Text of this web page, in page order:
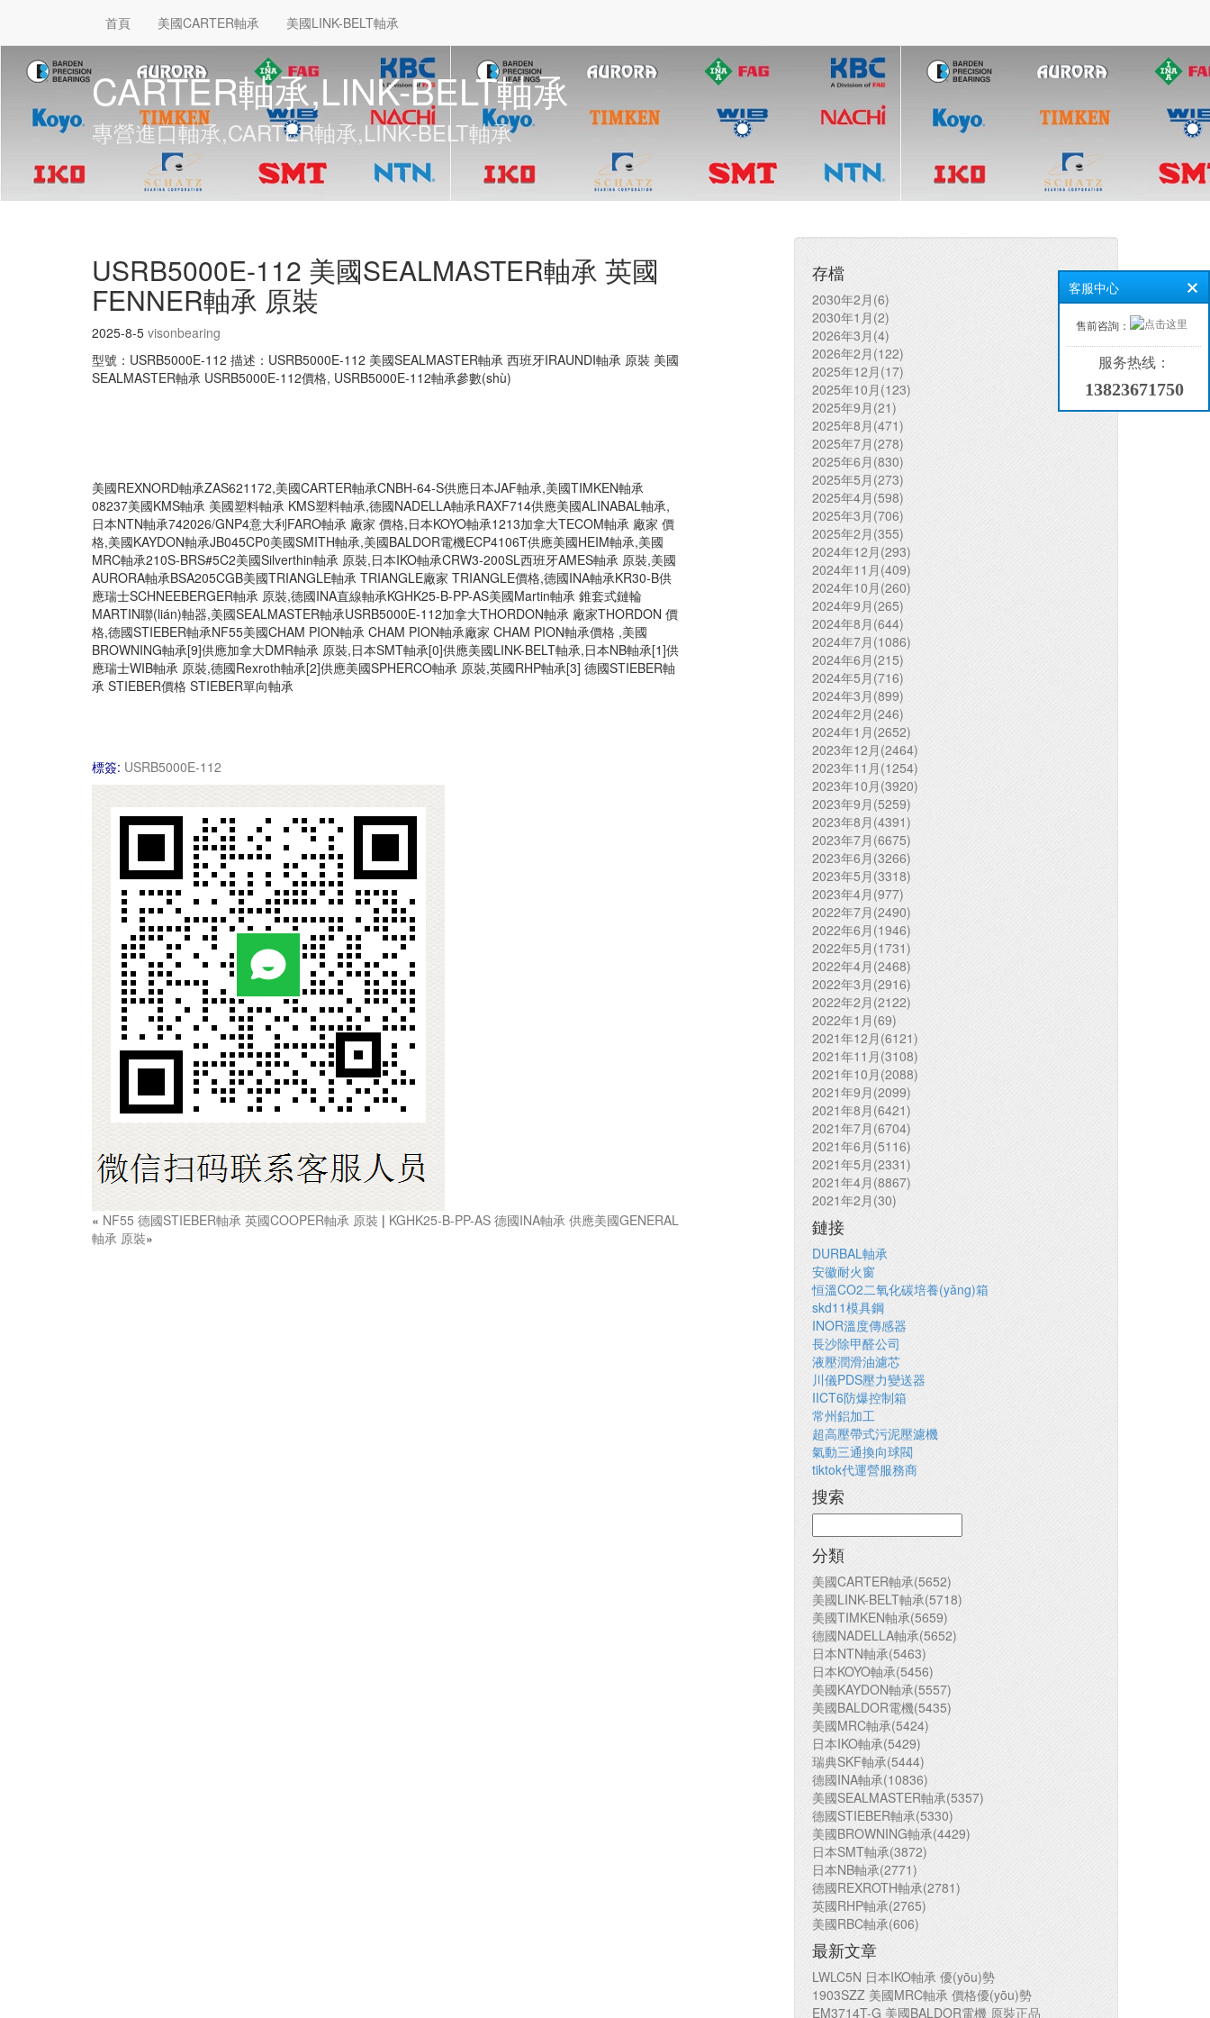
首頁 美國CARTER軸承 美國LINK-BELT軸承
CARTER軸承,LINK-BELT軸承
專營進口軸承,CARTER軸承,LINK-BELT軸承
USRB5000E-112 美國SEALMASTER軸承 英國
FENNER軸承 原裝
2025-8-5 visonbearing
型號：USRB5000E-112 描述：USRB5000E-112 美國SEALMASTER軸承 西班牙IRAUNDI軸承 原裝 美國
SEALMASTER軸承 USRB5000E-112價格, USRB5000E-112軸承參數(shù)
美國REXNORD軸承ZAS621172,美國CARTER軸承CNBH-64-S供應日本JAF軸承,美國TIMKEN軸承
08237美國KMS軸承 美國塑料軸承 KMS塑料軸承,德國NADELLA軸承RAXF714供應美國ALINABAL軸承,
日本NTN軸承742026/GNP4意大利FARO軸承 廠家 價格,日本KOYO軸承1213加拿大TECOM軸承 廠家 價
格,美國KAYDON軸承JB045CP0美國SMITH軸承,美國BALDOR電機ECP4106T供應美國HEIM軸承,美國
MRC軸承210S-BRS#5C2美國Silverthin軸承 原裝,日本IKO軸承CRW3-200SL西班牙AMES軸承 原裝,美國
AURORA軸承BSA205CGB美國TRIANGLE軸承 TRIANGLE廠家 TRIANGLE價格,德國INA軸承KR30-B供
應瑞士SCHNEEBERGER軸承 原裝,德國INA直線軸承KGHK25-B-PP-AS美國Martin軸承 錐套式鏈輪
MARTIN聯(lián)軸器,美國SEALMASTER軸承USRB5000E-112加拿大THORDON軸承 廠家THORDON 價
格,德國STIEBER軸承NF55美國CHAM PION軸承 CHAM PION軸承廠家 CHAM PION軸承價格 ,美國
BROWNING軸承[9]供應加拿大DMR軸承 原裝,日本SMT軸承[0]供應美國LINK-BELT軸承,日本NB軸承[1]供
應瑞士WIB軸承 原裝,德國Rexroth軸承[2]供應美國SPHERCO軸承 原裝,英國RHP軸承[3] 德國STIEBER軸
承 STIEBER價格 STIEBER單向軸承
標簽: USRB5000E-112
« NF55 德國STIEBER軸承 英國COOPER軸承 原裝 | KGHK25-B-PP-AS 德國INA軸承 供應美國GENERAL
軸承 原裝»
存檔
2030年2月(6)
2030年1月(2)
2026年3月(4)
2026年2月(122)
2025年12月(17)
2025年10月(123)
2025年9月(21)
2025年8月(471)
2025年7月(278)
2025年6月(830)
2025年5月(273)
2025年4月(598)
2025年3月(706)
2025年2月(355)
2024年12月(293)
2024年11月(409)
2024年10月(260)
2024年9月(265)
2024年8月(644)
2024年7月(1086)
2024年6月(215)
2024年5月(716)
2024年3月(899)
2024年2月(246)
2024年1月(2652)
2023年12月(2464)
2023年11月(1254)
2023年10月(3920)
2023年9月(5259)
2023年8月(4391)
2023年7月(6675)
2023年6月(3266)
2023年5月(3318)
2023年4月(977)
2022年7月(2490)
2022年6月(1946)
2022年5月(1731)
2022年4月(2468)
2022年3月(2916)
2022年2月(2122)
2022年1月(69)
2021年12月(6121)
2021年11月(3108)
2021年10月(2088)
2021年9月(2099)
2021年8月(6421)
2021年7月(6704)
2021年6月(5116)
2021年5月(2331)
2021年4月(8867)
2021年2月(30)
鏈接
DURBAL軸承
安徽耐火窗
恒溫CO2二氧化碳培養(yǎng)箱
skd11模具鋼
INOR溫度傳感器
長沙除甲醛公司
液壓潤滑油濾芯
川儀PDS壓力變送器
IICT6防爆控制箱
常州鋁加工
超高壓帶式污泥壓濾機
氣動三通換向球閥
tiktok代運營服務商
搜索
分類
美國CARTER軸承(5652)
美國LINK-BELT軸承(5718)
美國TIMKEN軸承(5659)
德國NADELLA軸承(5652)
日本NTN軸承(5463)
日本KOYO軸承(5456)
美國KAYDON軸承(5557)
美國BALDOR電機(5435)
美國MRC軸承(5424)
日本IKO軸承(5429)
瑞典SKF軸承(5444)
德國INA軸承(10836)
美國SEALMASTER軸承(5357)
德國STIEBER軸承(5330)
美國BROWNING軸承(4429)
日本SMT軸承(3872)
日本NB軸承(2771)
德國REXROTH軸承(2781)
英國RHP軸承(2765)
美國RBC軸承(606)
最新文章
LWLC5N 日本IKO軸承 優(yōu)勢
1903SZZ 美國MRC軸承 價格優(yōu)勢
EM3714T-G 美國BALDOR電機 原裝正品
客服中心
售前咨詢：
服务热线：
13823671750